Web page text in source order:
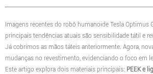
Imagens recentes do robô humanoide Tesla Optimus
principais tendências atuais são sensibilidade tátil e
Já cobrimos as mãos táteis anteriormente. Agora,
mudanças no revestimento, evidenciando o foco em
Este artigo explora dois materiais principais: PEEK e